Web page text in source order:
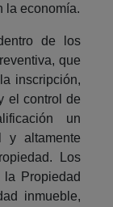
la economía.
de los
que
inscripción,
el control de
un
y altamente
Los
Propiedad
inmueble,